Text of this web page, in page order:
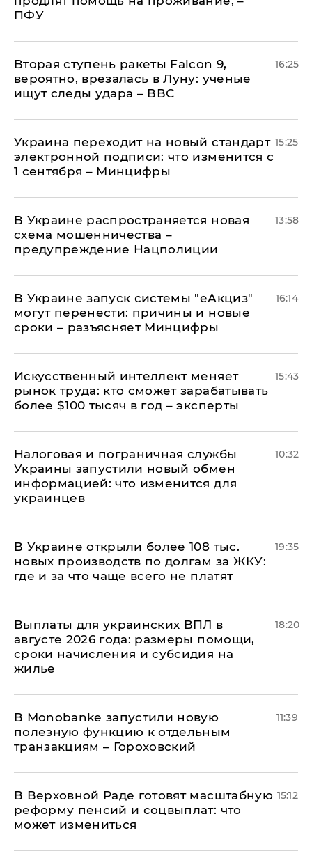
ПФУ
Вторая ступень ракеты Falcon 9,
вероятно, врезалась в Луну: ученые
ищут следы удара – ВВС
16:25
Украина переходит на новый стандарт
электронной подписи: что изменится с
1 сентября – Минцифры
15:25
В Украине распространяется новая
схема мошенничества –
предупреждение Нацполиции
13:58
В Украине запуск системы "еАкциз"
могут перенести: причины и новые
сроки – разъясняет Минцифры
16:14
Искусственный интеллект меняет
рынок труда: кто сможет зарабатывать
более $100 тысяч в год – эксперты
15:43
Налоговая и пограничная службы
Украины запустили новый обмен
информацией: что изменится для
украинцев
10:32
В Украине открыли более 108 тыс.
новых производств по долгам за ЖКУ:
где и за что чаще всего не платят
19:35
Выплаты для украинских ВПЛ в
августе 2026 года: размеры помощи,
сроки начисления и субсидия на
жилье
18:20
В Мonobankе запустили новую
полезную функцию к отдельным
транзакциям – Гороховский
11:39
В Верховной Раде готовят масштабную
реформу пенсий и соцвыплат: что
может измениться
15:12